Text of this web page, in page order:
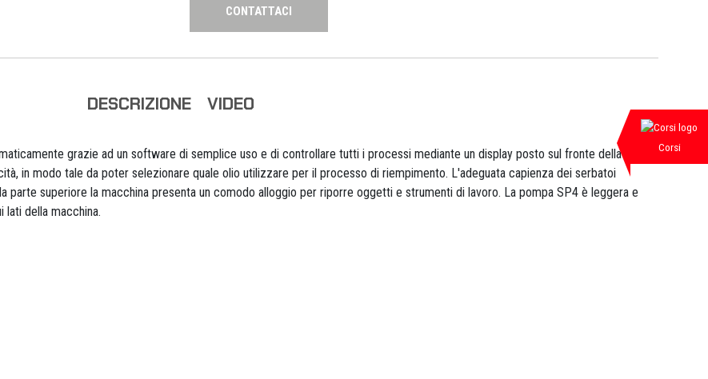
CONTATTACI
DESCRIZIONE VIDEO
grazie ad un software di semplice uso e di controllare tutti i processi mediante un display posto sul fronte della
in modo tale da poter selezionare quale olio utilizzare per il processo di riempimento. L'adeguata capienza dei serbatoi
parte superiore la macchina presenta un comodo alloggio per riporre oggetti e strumenti di lavoro. La pompa SP4 è leggera e
della macchina.
Corsi